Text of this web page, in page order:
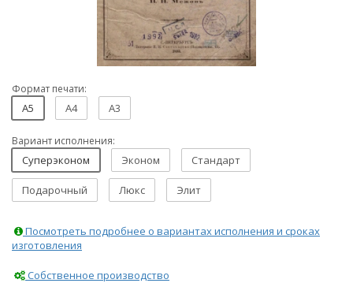
Формат печати:
A5 A4 A3
Вариант исполнения:
Суперэконом Эконом Стандарт
Подарочный Люкс Элит
Посмотреть подробнее о вариантах исполнения и сроках
изготовления
Собственное производство